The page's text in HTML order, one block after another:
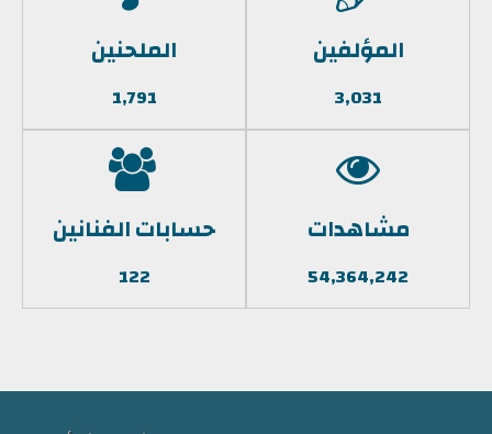
المؤلفين
3,031
الملحنين
1,791
مشاهدات
54,364,242
حسابات الفنانين
122